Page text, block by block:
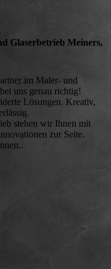
Glaserbetrieb Meiners,
im Maler- und
uns genau richtig!
Lösungen. Kreativ,
stehen wir Ihnen mit
zur Seite.